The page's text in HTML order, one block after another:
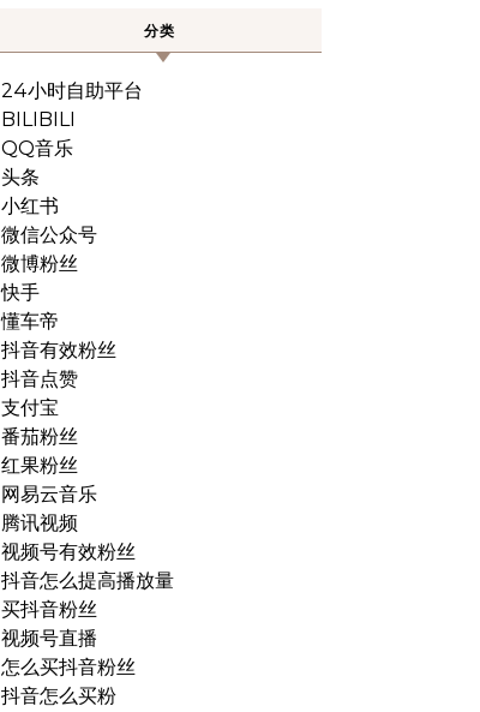
分类
24小时自助平台
BILIBILI
QQ音乐
头条
小红书
微信公众号
微博粉丝
快手
懂车帝
抖音有效粉丝
抖音点赞
支付宝
番茄粉丝
红果粉丝
网易云音乐
腾讯视频
视频号有效粉丝
抖音怎么提高播放量
买抖音粉丝
视频号直播
怎么买抖音粉丝
抖音怎么买粉